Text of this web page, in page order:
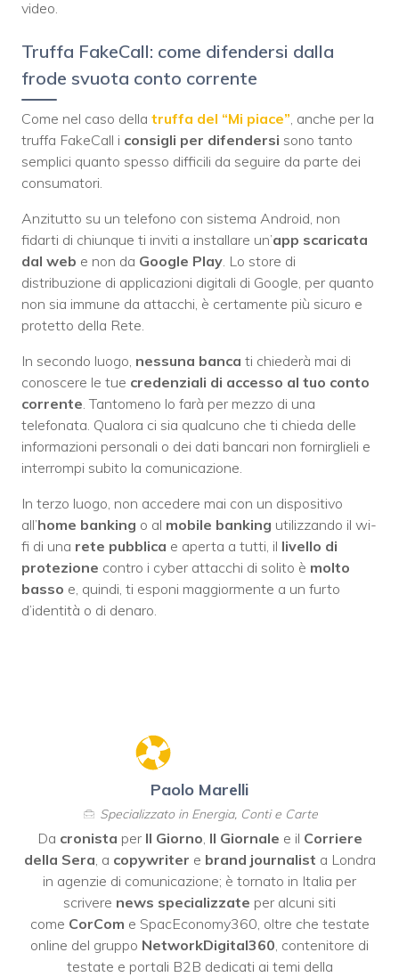
video.
Truffa FakeCall: come difendersi dalla
frode svuota conto corrente
Come nel caso della truffa del “Mi piace” , anche per la
truffa FakeCall i consigli per difendersi sono tanto
semplici quanto spesso difficili da seguire da parte dei
consumatori.
Anzitutto su un telefono con sistema Android, non
fidarti di chiunque ti inviti a installare un’app scaricata
dal web e non da Google Play . Lo store di
distribuzione di applicazioni digitali di Google, per quanto
non sia immune da attacchi, è certamente più sicuro e
protetto della Rete.
In secondo luogo, nessuna banca ti chiederà mai di
conoscere le tue credenziali di accesso al tuo conto
corrente . Tantomeno lo farà per mezzo di una
telefonata. Qualora ci sia qualcuno che ti chieda delle
informazioni personali o dei dati bancari non fornirglieli e
interrompi subito la comunicazione.
In terzo luogo, non accedere mai con un dispositivo
all’home banking o al mobile banking utilizzando il wi-
fi di una rete pubblica e aperta a tutti, il livello di
protezione contro i cyber attacchi di solito è molto
basso e, quindi, ti esponi maggiormente a un furto
d’identità o di denaro.
Paolo Marelli
Specializzato in Energia, Conti e Carte
Da cronista per Il Giorno Il Giornale e il Corriere
della Sera , a copywriter e brand journalist a Londra
in agenzie di comunicazione; è tornato in Italia per
scrivere news specializzate per alcuni siti
come CorCom e SpacEconomy360, oltre che testate
online del gruppo NetworkDigital360 , contenitore di
testate e portali B2B dedicati ai temi della